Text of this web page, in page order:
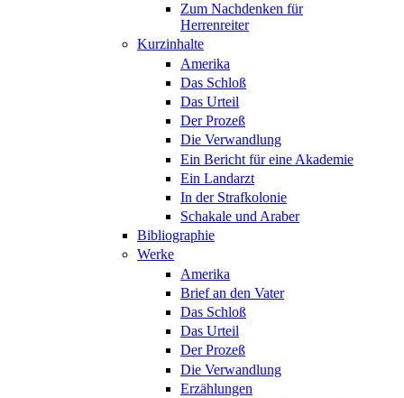
Zum Nachdenken für
Herrenreiter
Kurzinhalte
Amerika
Das Schloß
Das Urteil
Der Prozeß
Die Verwandlung
Ein Bericht für eine Akademie
Ein Landarzt
In der Strafkolonie
Schakale und Araber
Bibliographie
Werke
Amerika
Brief an den Vater
Das Schloß
Das Urteil
Der Prozeß
Die Verwandlung
Erzählungen